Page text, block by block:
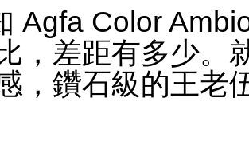
Agfa Color
，差距有多少。
，鑽石級的王老